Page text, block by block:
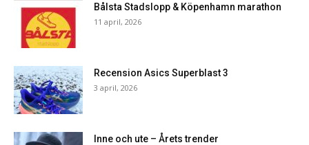
Bålsta Stadslopp & Köpenhamn marathon
11 april, 2026
Recension Asics Superblast 3
3 april, 2026
Inne och ute – Årets trender